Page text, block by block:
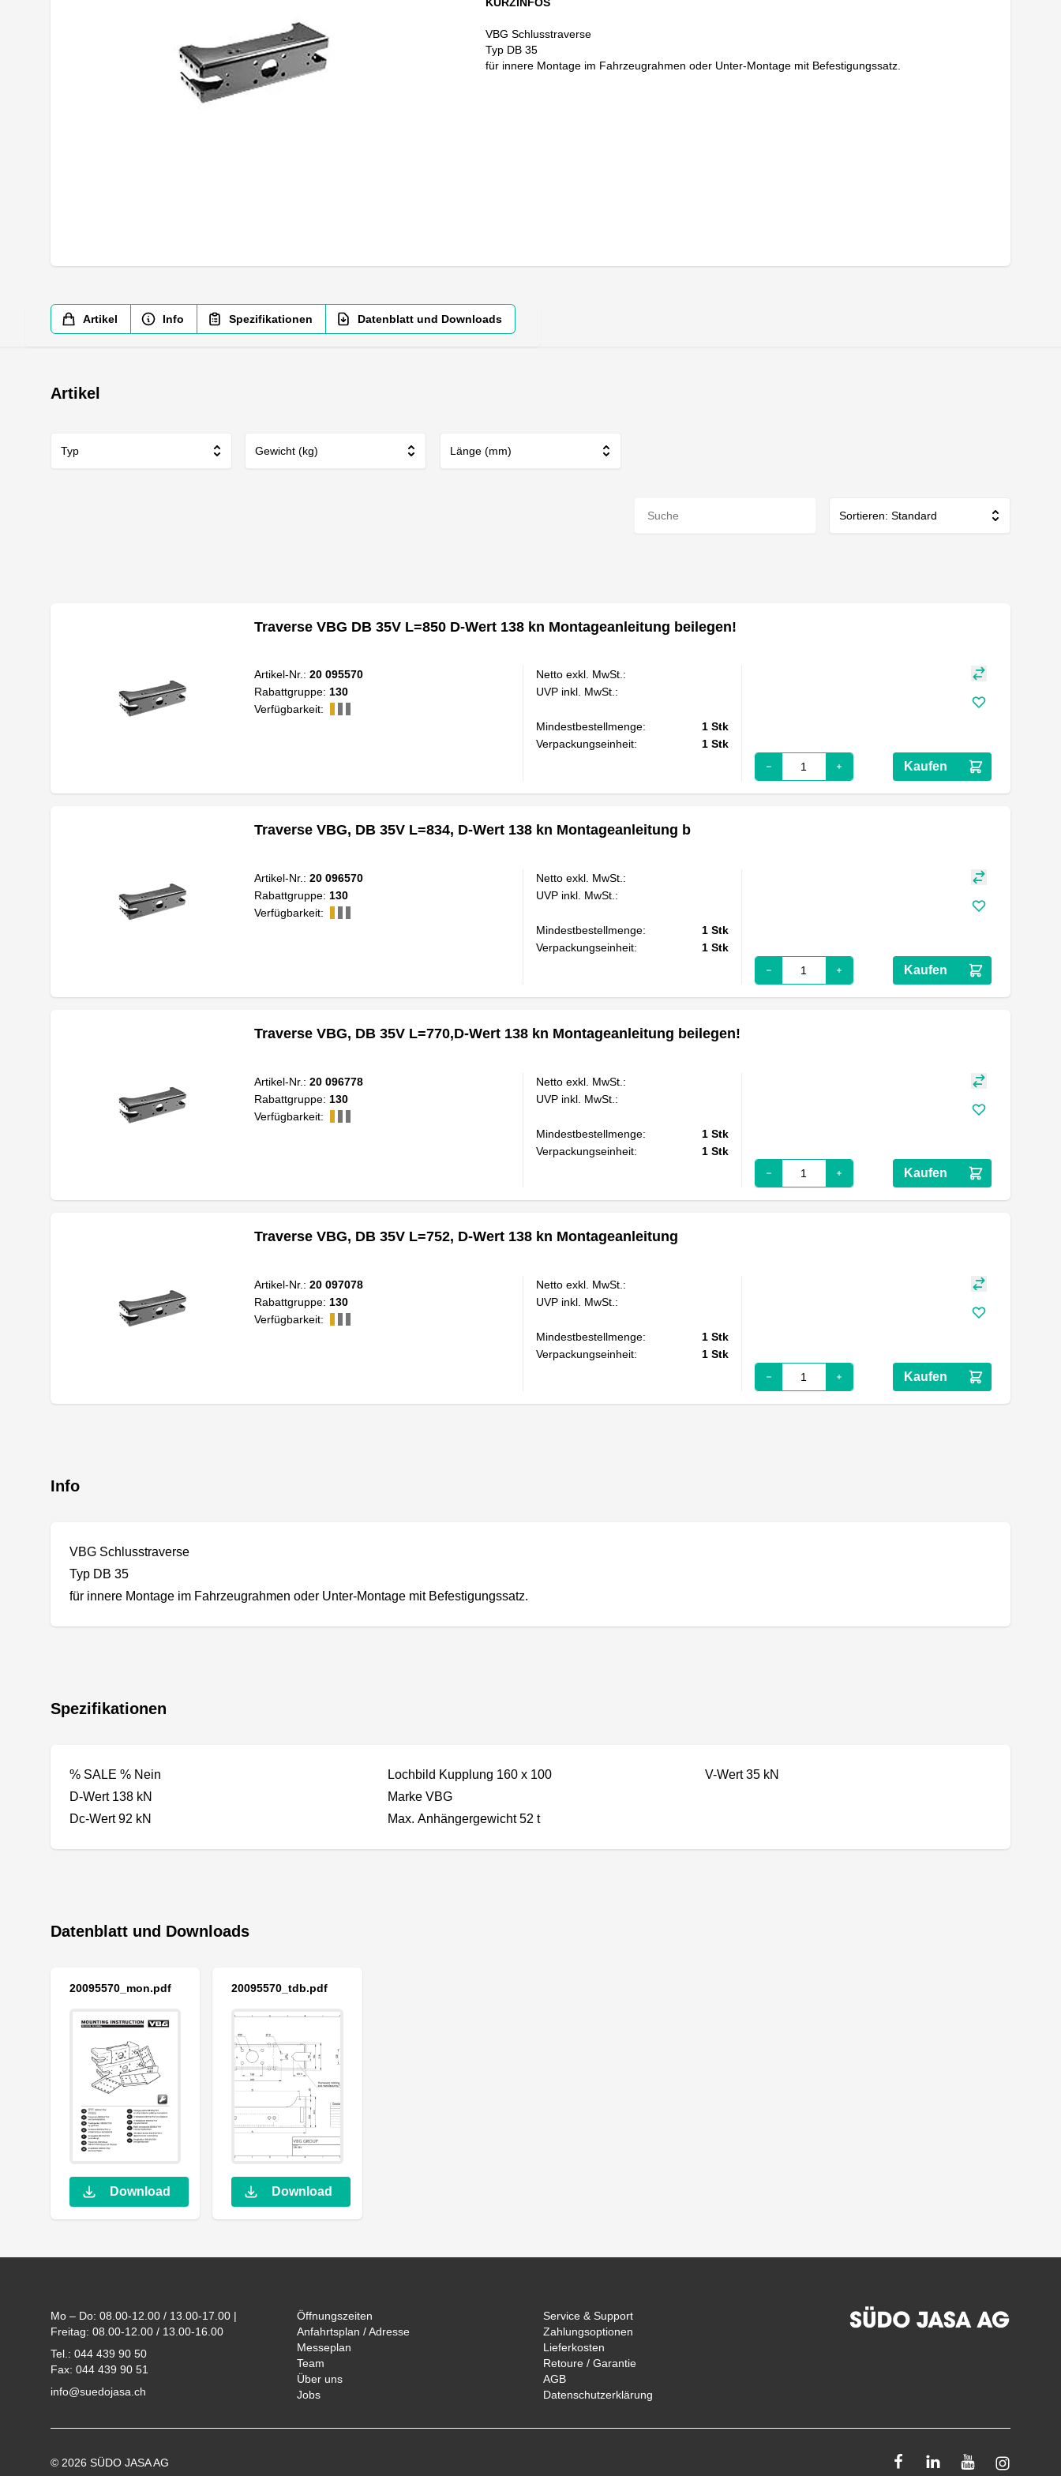
VBG Schlusstraverse
Typ DB 35
für innere Montage im Fahrzeugrahmen oder Unter-Montage mit Befestigungssatz.
Artikel Info Spezifikationen Datenblatt und Downloads
Artikel
Typ Gewicht (kg) Länge (mm)
Sortieren: Standard
Traverse VBG DB 35V L=850 D-Wert 138 kn Montageanleitung beilegen!
Artikel-Nr.: 20 095570
Rabattgruppe: 130
Verfügbarkeit:
Netto exkl. MwSt.:
UVP inkl. MwSt.:
Mindestbestellmenge: 1 Stk
Verpackungseinheit:
1 Stk
Kaufen
Traverse VBG, DB 35V L=834, D-Wert 138 kn Montageanleitung b
Artikel-Nr.: 20 096570
Rabattgruppe: 130
Verfügbarkeit:
Netto exkl. MwSt.:
UVP inkl. MwSt.:
Mindestbestellmenge: 1 Stk
Verpackungseinheit:
1 Stk
Kaufen
Traverse VBG, DB 35V L=770,D-Wert 138 kn Montageanleitung beilegen!
Artikel-Nr.: 20 096778
Rabattgruppe: 130
Verfügbarkeit:
Netto exkl. MwSt.:
UVP inkl. MwSt.:
Mindestbestellmenge: 1 Stk
Verpackungseinheit:
1 Stk
Kaufen
Traverse VBG, DB 35V L=752, D-Wert 138 kn Montageanleitung
Artikel-Nr.: 20 097078
Rabattgruppe: 130
Verfügbarkeit:
Netto exkl. MwSt.:
UVP inkl. MwSt.:
Mindestbestellmenge: 1 Stk
Verpackungseinheit:
1 Stk
Kaufen
Info
VBG Schlusstraverse
Typ DB 35
für innere Montage im Fahrzeugrahmen oder Unter-Montage mit Befestigungssatz.
Spezifikationen
% SALE % Nein
D-Wert 138 kN
Dc-Wert 92 kN
Lochbild Kupplung 160 x 100
Marke VBG
Max. Anhängergewicht 52 t
V-Wert 35 kN
Datenblatt und Downloads
20095570_mon.pdf
Download
20095570_tdb.pdf
Download
Mo – Do: 08.00-12.00 / 13.00-17.00 |
Freitag: 08.00-12.00 / 13.00-16.00
Tel.: 044 439 90 50
Fax: 044 439 90 51
info@suedojasa.ch
Öffnungszeiten
Anfahrtsplan / Adresse
Messeplan
Team
Über uns
Jobs
Service & Support
Zahlungsoptionen
Lieferkosten
Retoure / Garantie
AGB
Datenschutzerklärung
FacebookLinkedinYoutube
© 2026 SÜDO JASA AG